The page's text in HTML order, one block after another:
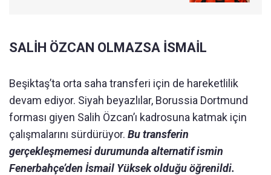
SALİH ÖZCAN OLMAZSA İSMAİL
Beşiktaş’ta orta saha transferi için de hareketlilik
devam ediyor. Siyah beyazlılar, Borussia Dortmund
forması giyen Salih Özcan’ı kadrosuna katmak için
çalışmalarını sürdürüyor. Bu transferin
gerçekleşmemesi durumunda alternatif ismin
Fenerbahçe’den İsmail Yüksek olduğu öğrenildi.